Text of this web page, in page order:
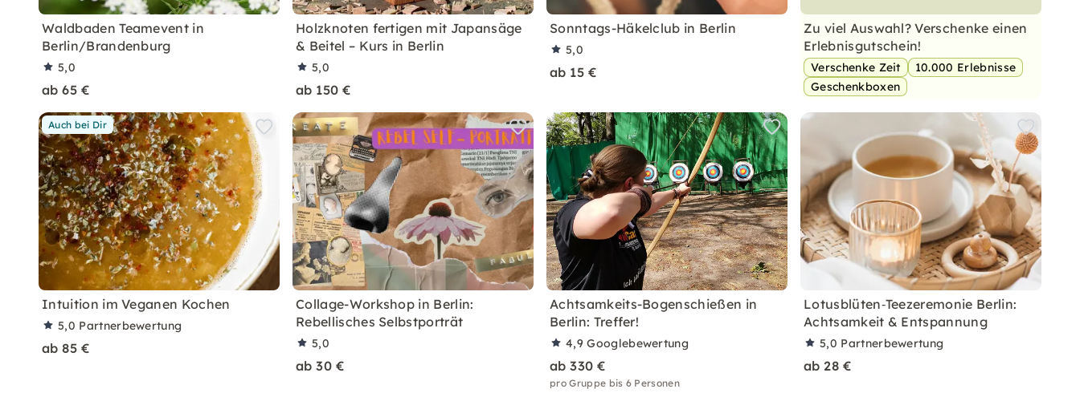
Waldbaden Teamevent in
Berlin/Brandenburg
5,0
ab 65 €
Holzknoten fertigen mit Japansäge
& Beitel – Kurs in Berlin
5,0
ab 150 €
Sonntags-Häkelclub in Berlin
5,0
ab 15 €
Zu viel Auswahl? Verschenke einen
Erlebnisgutschein!
Verschenke Zeit
10.000 Erlebnisse
Geschenkboxen
Auch bei Dir
Intuition im Veganen Kochen
5,0 Partnerbewertung
ab 85 €
Collage-Workshop in Berlin:
Rebellisches Selbstporträt
5,0
ab 30 €
Achtsamkeits-Bogenschießen in
Berlin: Treffer!
4,9Googlebewertung
ab 330 €
pro Gruppe bis 6 Personen
Lotusblüten‑Teezeremonie Berlin:
Achtsamkeit & Entspannung
5,0 Partnerbewertung
ab 28 €